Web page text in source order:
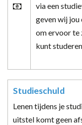
via een
geven wij jou
om ervoor te
kunt
Studieschuld
Lenen tijdens je
uitstel komt geen